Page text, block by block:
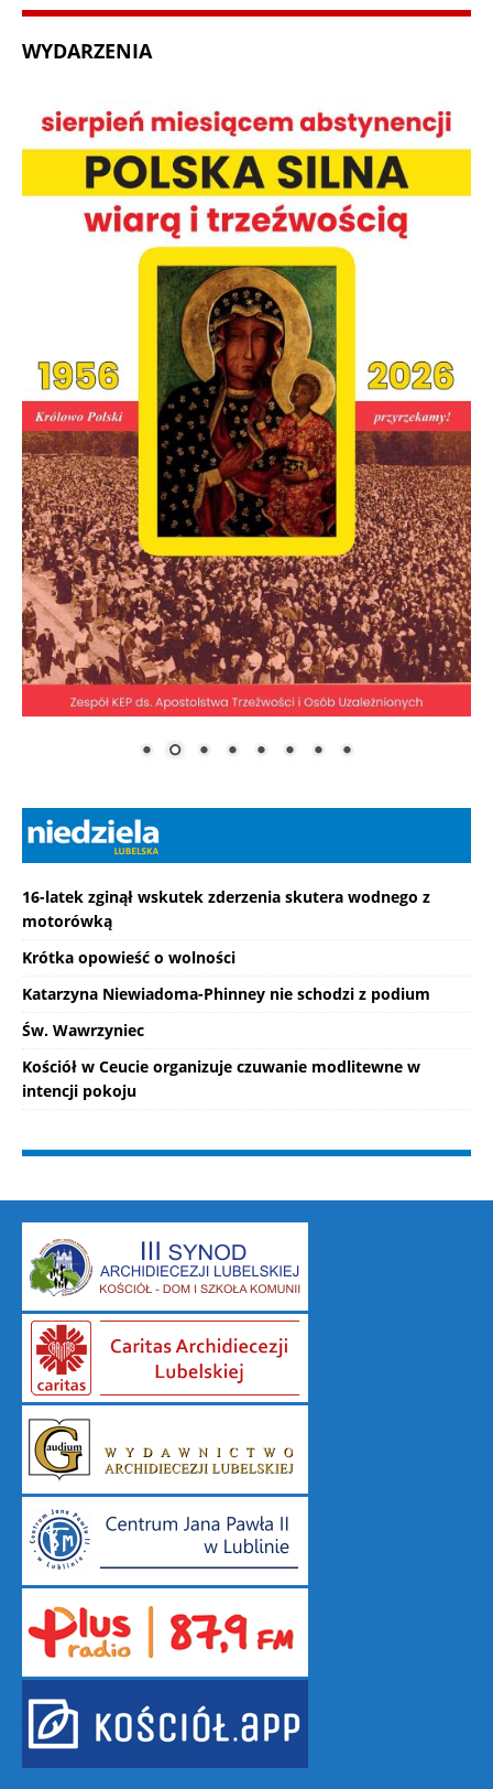
WYDARZENIA
16-latek zginął wskutek zderzenia skutera wodnego z
motorówką
Krótka opowieść o wolności
Katarzyna Niewiadoma-Phinney nie schodzi z podium
Św. Wawrzyniec
Kościół w Ceucie organizuje czuwanie modlitewne w
intencji pokoju